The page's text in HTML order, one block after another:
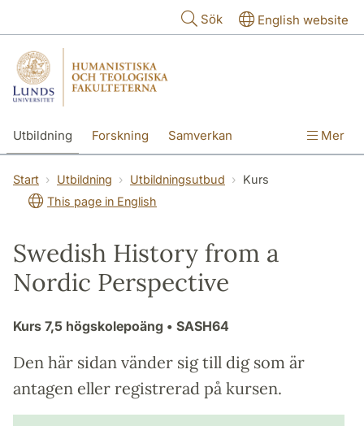
Sök English website
Utbildning Forskning Samverkan Mer
Start Utbildning Utbildningsutbud
Kurs
This page in English
Swedish History from a
Nordic Perspective
Kurs 7,5 högskolepoäng • SASH64
Den här sidan vänder sig till dig som är
antagen eller registrerad på kursen.